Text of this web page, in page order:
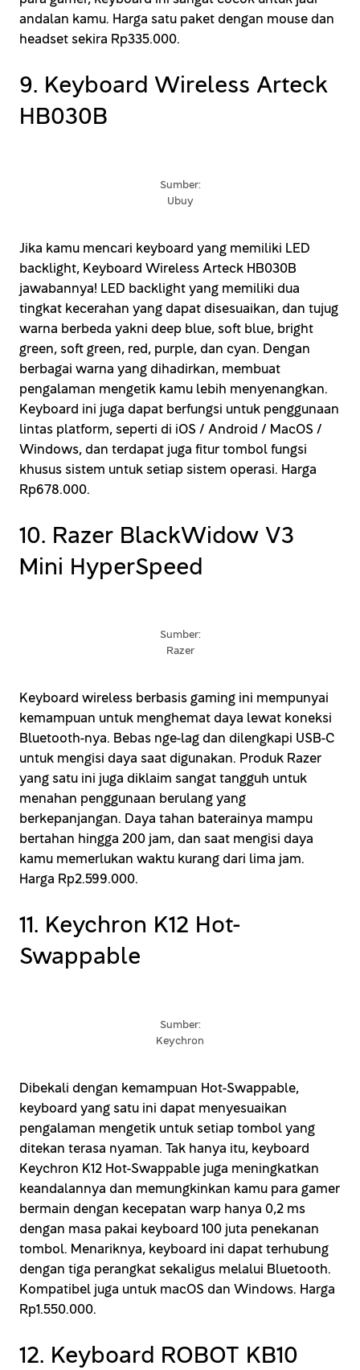
andalan kamu. Harga satu paket dengan mouse dan
headset sekira Rp335.000.
9. Keyboard Wireless Arteck
HB030B
Sumber:
Ubuy
Jika kamu mencari keyboard yang memiliki LED
backlight, Keyboard Wireless Arteck HB030B
jawabannya! LED backlight yang memiliki dua
tingkat kecerahan yang dapat disesuaikan, dan tujug
warna berbeda yakni deep blue, soft blue, bright
green, soft green, red, purple, dan cyan. Dengan
berbagai warna yang dihadirkan, membuat
pengalaman mengetik kamu lebih menyenangkan.
Keyboard ini juga dapat berfungsi untuk penggunaan
lintas platform, seperti di iOS / Android / MacOS /
Windows, dan terdapat juga fitur tombol fungsi
khusus sistem untuk setiap sistem operasi. Harga
Rp678.000.
10. Razer BlackWidow V3
Mini HyperSpeed
Sumber:
Razer
Keyboard wireless berbasis gaming ini mempunyai
kemampuan untuk menghemat daya lewat koneksi
Bluetooth-nya. Bebas nge-lag dan dilengkapi USB-C
untuk mengisi daya saat digunakan. Produk Razer
yang satu ini juga diklaim sangat tangguh untuk
menahan penggunaan berulang yang
berkepanjangan. Daya tahan baterainya mampu
bertahan hingga 200 jam, dan saat mengisi daya
kamu memerlukan waktu kurang dari lima jam.
Harga Rp2.599.000.
11. Keychron K12 Hot-
Swappable
Sumber:
Keychron
Dibekali dengan kemampuan Hot-Swappable,
keyboard yang satu ini dapat menyesuaikan
pengalaman mengetik untuk setiap tombol yang
ditekan terasa nyaman. Tak hanya itu, keyboard
Keychron K12 Hot-Swappable juga meningkatkan
keandalannya dan memungkinkan kamu para gamer
bermain dengan kecepatan warp hanya 0,2 ms
dengan masa pakai keyboard 100 juta penekanan
tombol. Menariknya, keyboard ini dapat terhubung
dengan tiga perangkat sekaligus melalui Bluetooth.
Kompatibel juga untuk macOS dan Windows. Harga
Rp1.550.000.
12. Keyboard ROBOT KB10